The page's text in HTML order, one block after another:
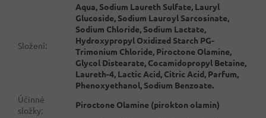
Složení:
Aqua, Sodium Laureth Sulfate, Lauryl
Glucoside, Sodium Lauroyl Sarcosinate,
Sodium Chloride, Sodium Lactate,
Hydroxypropyl Oxidized Starch PG-
Trimonium Chloride, Piroctone Olamine,
Glycol Distearate, Cocamidopropyl Betaine,
Laureth-4, Lactic Acid, Citric Acid, Parfum,
Phenoxyethanol, Sodium Benzoate.
Účinné
složky:
Piroctone Olamine (pirokton olamin)